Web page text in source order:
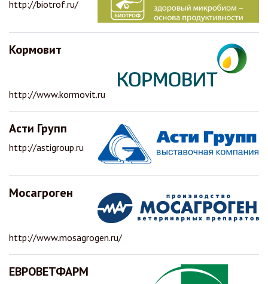
http://biotrof.ru/
Кормовит
http://www.kormovit.ru
Асти Групп
http://astigroup.ru
Мосагроген
http://www.mosagrogen.ru/
ЕВРОВЕТФАРМ